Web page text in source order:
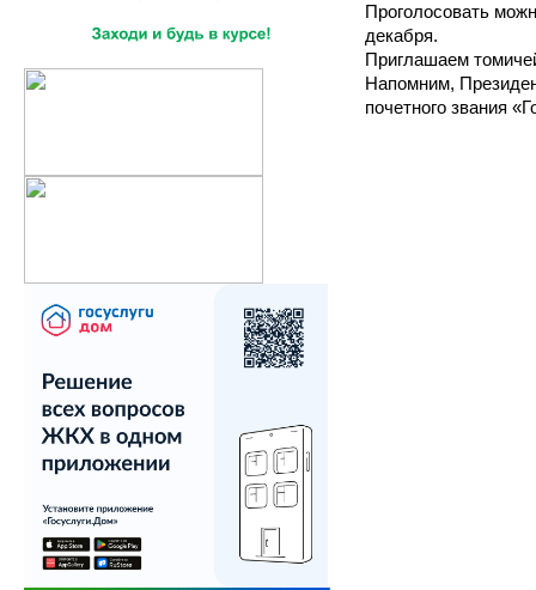
Проголосовать
декабря.
Приглашаем
Напомним,
почетного звания